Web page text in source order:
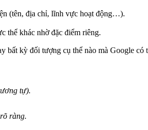
(tên, địa chỉ, lĩnh vực hoạt động…).
thể khác nhờ đặc điểm riêng.
bất kỳ đối tượng cụ thể nào mà Google
tự).
ràng.